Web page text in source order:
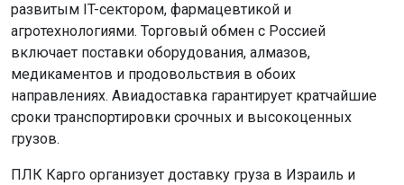
развитым IT-сектором, фармацевтикой и
агротехнологиями. Торговый обмен с Россией
включает поставки оборудования, алмазов,
медикаментов и продовольствия в обоих
направлениях. Авиадоставка гарантирует кратчайшие
сроки транспортировки срочных и высокоценных
грузов.
ПЛК Карго организует доставку груза в Израиль и